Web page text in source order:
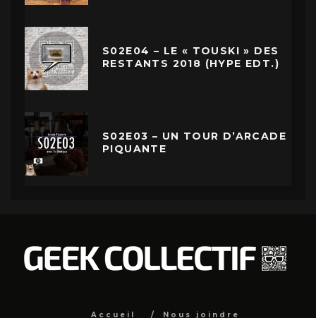
S02E04 – LE « TOUSKI » DES
RESTANTS 2018 (HYPE EDT.)
S02E03 – UN TOUR D’ARCADE
PIQUANTE
Accueil Nous joindre